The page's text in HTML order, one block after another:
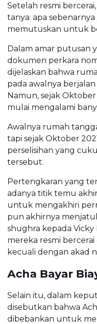
Setelah resmi
tanya: apa
memutuskan untuk
Dalam amar putusan
dokumen perkara
dijelaskan bahwa
pada awalnya
Namun, sejak
mulai mengalami
Awalnya rumah
tapi sejak Oktober
perselisihan yang
tersebut.
Pertengkaran yang
adanya titik temu
untuk mengakhiri
pun akhirnya
shughra kepada Vicky
mereka resmi
kecuali dengan akad
Acha Bayar
Selain itu, dalam
disebutkan bahwa
dibebankan untuk